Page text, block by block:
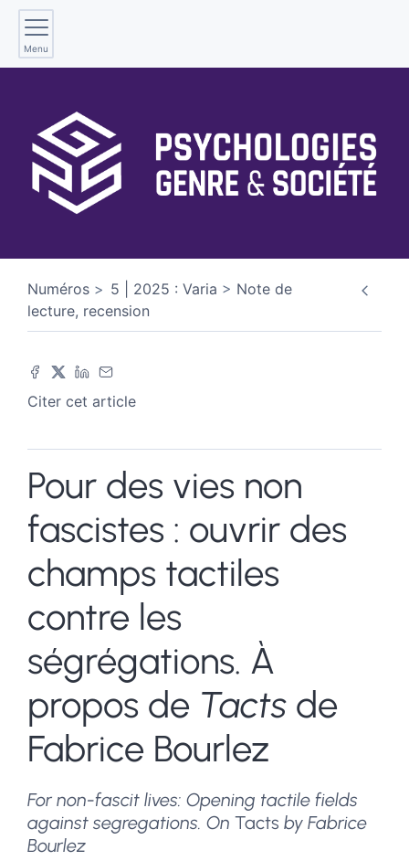
Menu
Numéros 5 | 2025 : Varia
Note de
lecture, recension
Citer cet article
Pour des vies non
fascistes : ouvrir des
champs tactiles
contre les
ségrégations. À
propos de Tacts de
Fabrice Bourlez
For non-fascit lives: Opening tactile fields
against segregations. On Tacts by Fabrice
Bourlez